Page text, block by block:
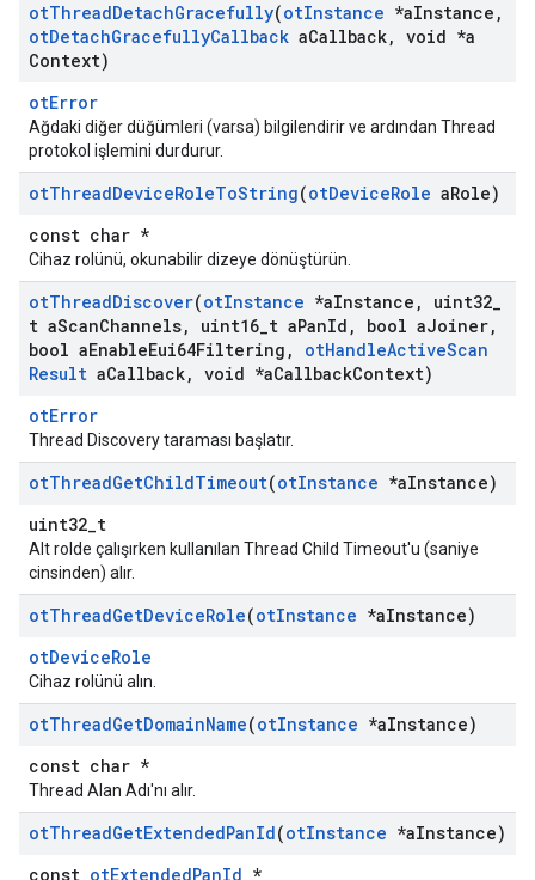
otThreadDetachGracefully(otInstance *aInstance ,
otDetachGracefullyCallback aCallback, void *a
Context)
otError
Ağdaki diğer düğümleri (varsa) bilgilendirir ve ardından Thread
protokol işlemini durdurur.
otThreadDeviceRoleToString(otDeviceRole aRole)
const char *
Cihaz rolünü, okunabilir dizeye dönüştürün.
otThreadDiscover(otInstance *aInstance , uint32
t aScanChannels, uint16 t aPanId , bool aJoiner,
bool aEnableEui64Filtering , otHandleActiveScan
Result aCallback, void *aCallbackContext)
otError
Thread Discovery taraması başlatır.
otThreadGetChildTimeout(otInstance *aInstance)
uint32_t
Alt rolde çalışırken kullanılan Thread Child Timeout'u (saniye
cinsinden) alır.
otThreadGetDeviceRole(otInstance *aInstance)
otDeviceRole
Cihaz rolünü alın.
otThreadGetDomainName(otInstance *aInstance)
const char *
Thread Alan Adı'nı alır.
otThreadGetExtendedPanId(otInstance *aInstance)
const otExtendedPanId *